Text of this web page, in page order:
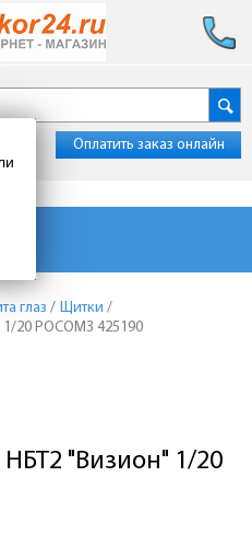
Оплатить заказ онлайн
глаз / Щитки /
1/20 РОСОМЗ 425190
"Визион" 1/20